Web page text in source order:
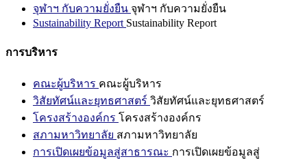
จุฬาฯ กับความยั่งยืน จุฬาฯ กับความยั่งยืน
Sustainability Report Sustainability Report
การบริหาร
คณะผู้บริหาร คณะผู้บริหาร
วิสัยทัศน์และยุทธศาสตร์ วิสัยทัศน์และยุทธศาสตร์
โครงสร้างองค์กร โครงสร้างองค์กร
สภามหาวิทยาลัย สภามหาวิทยาลัย
การเปิดเผยข้อมูลสู่สาธารณะ การเปิดเผยข้อมูลสู่